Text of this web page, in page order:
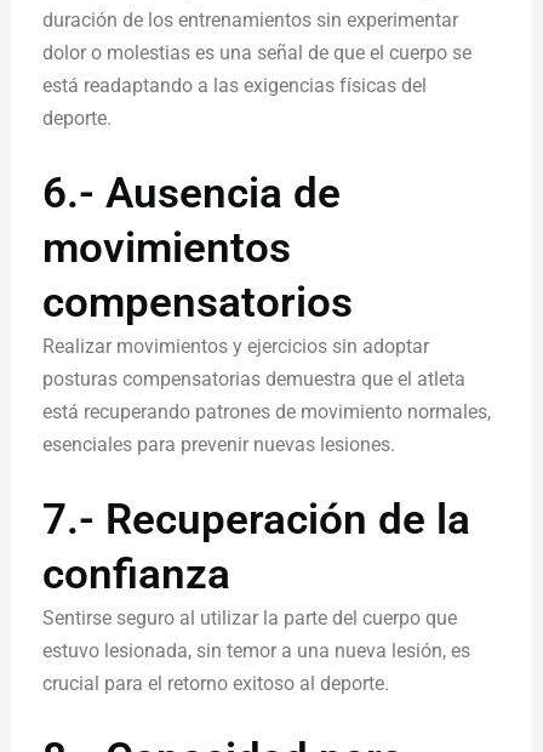
duración de los entrenamientos sin experimentar
dolor o molestias es una señal de que el cuerpo se
está readaptando a las exigencias físicas del
deporte.
6.- Ausencia de
movimientos
compensatorios
Realizar movimientos y ejercicios sin adoptar
posturas compensatorias demuestra que el atleta
está recuperando patrones de movimiento normales,
esenciales para prevenir nuevas lesiones.
7.- Recuperación de la
confianza
Sentirse seguro al utilizar la parte del cuerpo que
estuvo lesionada, sin temor a una nueva lesión, es
crucial para el retorno exitoso al deporte.